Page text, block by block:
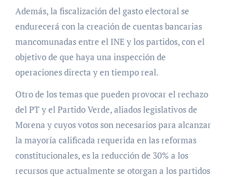
Además, la fiscalización del gasto electoral se
endurecerá con la creación de cuentas bancarias
mancomunadas entre el INE y los partidos, con el
objetivo de que haya una inspección de
operaciones directa y en tiempo real.
Otro de los temas que pueden provocar el rechazo
del PT y el Partido Verde, aliados legislativos de
Morena y cuyos votos son necesarios para alcanzar
la mayoría calificada requerida en las reformas
constitucionales, es la reducción de 30% a los
recursos que actualmente se otorgan a los partidos